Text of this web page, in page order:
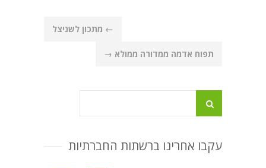
← מתכון לשניצל
תפוח אדמה ממדורה ממולא →
עקבו אחרינו ברשתות החברתיות